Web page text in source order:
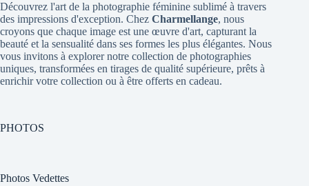
Découvrez l'art de la photographie féminine sublimé à travers
des impressions d'exception. Chez Charmellange, nous
croyons que chaque image est une œuvre d'art, capturant la
beauté et la sensualité dans ses formes les plus élégantes. Nous
vous invitons à explorer notre collection de photographies
uniques, transformées en tirages de qualité supérieure, prêts à
enrichir votre collection ou à être offerts en cadeau.
PHOTOS
Photos Vedettes